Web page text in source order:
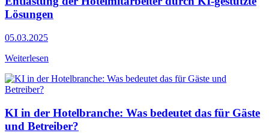
Lösungen
05.03.2025
Weiterlesen
KI in der Hotelbranche: Was bedeutet das für Gäste
und Betreiber?